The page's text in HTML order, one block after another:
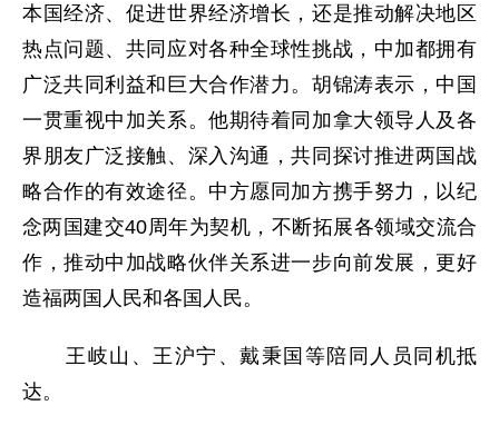
本国经济、促进世界经济增长，还是推动解决地区
热点问题、共同应对各种全球性挑战，中加都拥有
广泛共同利益和巨大合作潜力。胡锦涛表示，中国
一贯重视中加关系。他期待着同加拿大领导人及各
界朋友广泛接触、深入沟通，共同探讨推进两国战
略合作的有效途径。中方愿同加方携手努力，以纪
念两国建交40周年为契机，不断拓展各领域交流合
作，推动中加战略伙伴关系进一步向前发展，更好
造福两国人民和各国人民。
王岐山、王沪宁、戴秉国等陪同人员同机抵
达。